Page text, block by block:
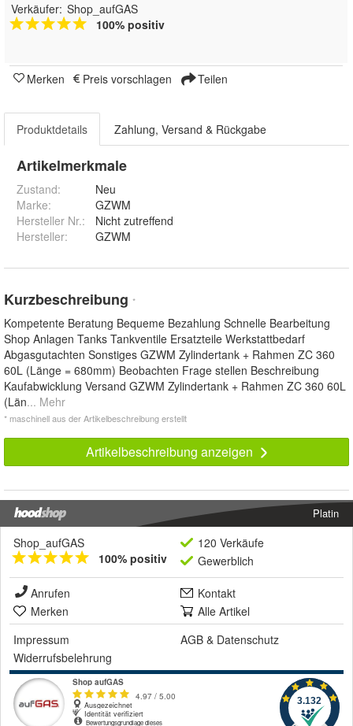
Verkäufer: Shop_aufGAS
100% positiv
Merken Preis vorschlagen Teilen
Produktdetails Zahlung, Versand & Rückgabe
Artikelmerkmale
Zustand:
Neu
Marke:
GZWM
Hersteller Nr.:
Nicht zutreffend
Hersteller: GZWM
Kurzbeschreibung *
Kompetente Beratung Bequeme Bezahlung Schnelle Bearbeitung
Shop Anlagen Tanks Tankventile Ersatzteile Werkstattbedarf
Abgasgutachten Sonstiges GZWM Zylindertank + Rahmen ZC 360
60L (Länge = 680mm) Beobachten Frage stellen Beschreibung
Kaufabwicklung Versand GZWM Zylindertank + Rahmen ZC 360 60L
(Län... Mehr
* maschinell aus der Artikelbeschreibung erstellt
Artikelbeschreibung anzeigen
Platin
Shop_aufGAS
100% positiv
120 Verkäufe
Gewerblich
Anrufen
Kontakt
Merken
Alle Artikel
Impressum
AGB & Datenschutz
Widerrufsbelehrung